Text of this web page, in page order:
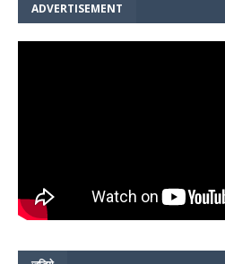
ADVERTISEMENT